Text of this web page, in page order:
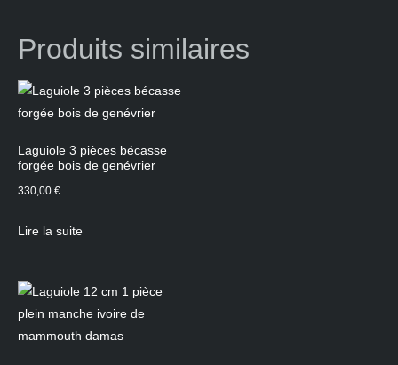
Produits similaires
Laguiole 3 pièces bécasse
forgée bois de genévrier
330,00 €
Lire la suite